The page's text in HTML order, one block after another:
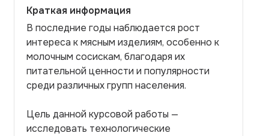
Краткая информация
В последние годы наблюдается рост
интереса к мясным изделиям, особенно к
молочным сосискам, благодаря их
питательной ценности и популярности
среди различных групп населения.
Цель данной курсовой работы —
исследовать технологические